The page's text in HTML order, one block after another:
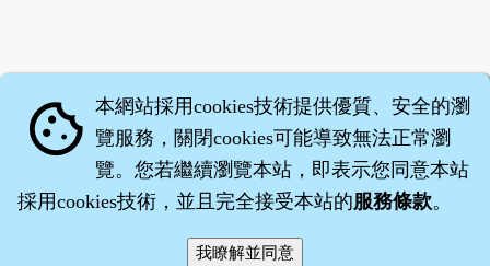
‧沈藥子©2008～2026
cookie 本網站採用cookies技術提供優質、安全的瀏
覽服務，關閉cookies可能導致無法正常瀏
覽。您若繼續瀏覽本站，即表示您同意本站
採用cookies技術，並且完全接受本站的服務條款。